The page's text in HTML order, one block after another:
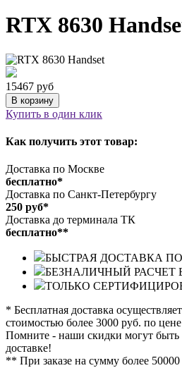
RTX 8630
15467 руб
Купить в один клик
Как получить этот товар:
Доставка по Москве
бесплатно*
Доставка по Санкт-Петербургу
250 руб*
Доставка до терминала ТК
бесплатно**
БЫСТРАЯ ДОСТАВКА
БЕЗНАЛИЧНЫЙ РАСЧЕТ
ТОЛЬКО
* Бесплатная доставка
стоимостью более 3000 руб. по
Помните - наши скидки могут быть
доставке!
** При заказе на сумму более 50000